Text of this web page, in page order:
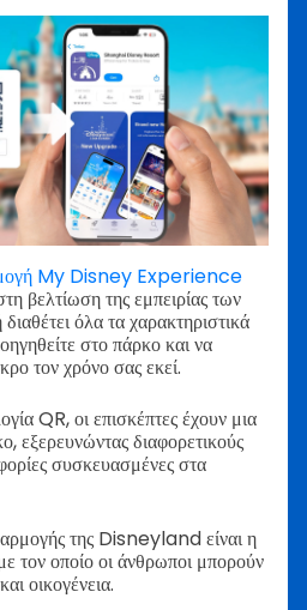
My Disney Experience
βελτίωση της εμπειρίας των
όλα τα χαρακτηριστικά
στο πάρκο και να
τον χρόνο σας εκεί.
QR, οι επισκέπτες έχουν μια
εξερευνώντας διαφορετικούς
συσκευασμένες στα
της Disneyland είναι η
τον οποίο οι άνθρωποι μπορούν
οικογένεια.